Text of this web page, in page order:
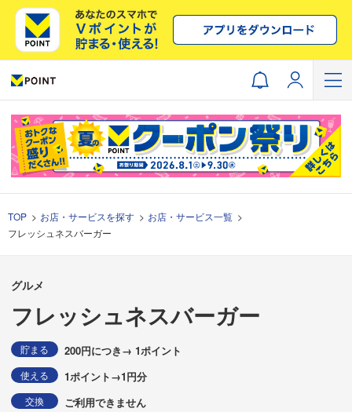
TOP お店・サービスを探す
お店・サービス一覧
フレッシュネスバーガー
グルメ
フレッシュネスバーガー
貯まる
使える 1ポイント→1円分
交換 ご利用できません